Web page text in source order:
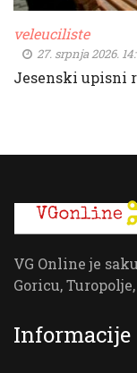
veleuciliste
27. srpnja 2026.
Jesenski upisni
VG Online je
Goricu,
Informacije